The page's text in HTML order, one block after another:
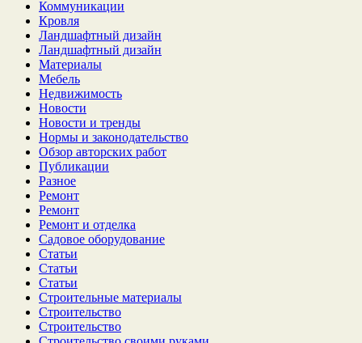
Коммуникации
Кровля
Ландшафтный дизайн
Ландшафтный дизайн
Материалы
Мебель
Недвижимость
Новости
Новости и тренды
Нормы и законодательство
Обзор авторских работ
Публикации
Разное
Ремонт
Ремонт
Ремонт и отделка
Садовое оборудование
Статьи
Статьи
Статьи
Строительные материалы
Строительство
Строительство